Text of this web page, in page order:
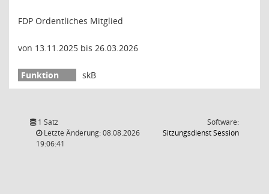
FDP Ordentliches Mitglied
von 13.11.2025 bis 26.03.2026
skB
1 Satz
Letzte Änderung: 08.08.2026
19:06:41
Software:
SitzungsdienstSession(Wird in